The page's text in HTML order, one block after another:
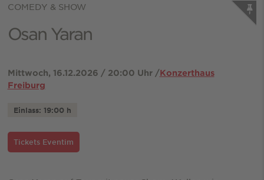
COMEDY & SHOW
Osan Yaran
Mittwoch, 16.12.2026 / 20:00 Uhr /Konzerthaus
Freiburg
Einlass: 19:00 h
Tickets Eventim